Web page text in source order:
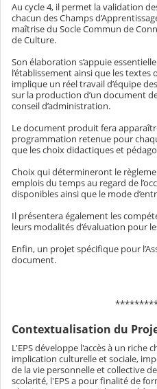
Au cycle 4, il permet la validation
chacun des Champs
maîtrise du Socle Commun de
de Culture.
Son élaboration s’appuie
l’établissement ainsi que les textes
implique un réel travail d’équipe
sur la production d’un document
conseil d’administration.
Le document produit fera
programmation retenue pour
que les choix didactiques et
Choix qui détermineront le
emplois du temps au regard de
disponibles ainsi que le mode
Il présentera également les
leurs modalités d’évaluation pour
Enfin, un projet spécifique pour
document.
Contextualisation du
L'EPS développe l'accès à un riche
implication culturelle et sociale,
de la vie personnelle et collective
scolarité, l'EPS a pour finalité de